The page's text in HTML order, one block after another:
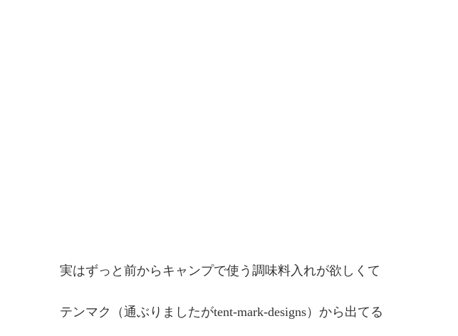
実はずっと前からキャンプで使う調味料入れが欲しくて
テンマク（通ぶりましたがtent-mark-designs）から出てる